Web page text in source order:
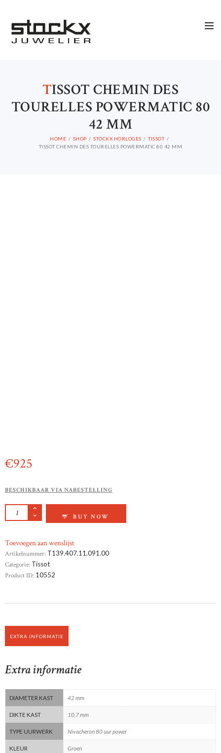
TISSOT CHEMIN DES
TOURELLES POWERMATIC 80
42 MM
HOME SHOP STOCKX HORLOGES
TISSOT
TISSOT CHEMIN DES TOURELLES POWERMATIC 80 42 MM
STOCKX HORLOGES
STOCKX SIERADEN
STOCKX INFORMATIE
€925
BESCHIKBAAR VIA NABESTELLING
TISSOT CHEMIN DES TOURELLES
BUY NOW
Toevoegen aan wenslijst
Artikelnummer: T139.407.11.091.00
Categorie: Tissot
Product ID: 10552
EXTRA INFORMATIE
Extra informatie
DIAMETER KAST 42 mm
DIKTE KAST 10,7 mm
TYPE UURWERK Nivacheron 80 uur power
KLEUR Groen